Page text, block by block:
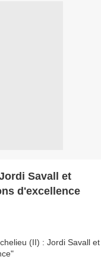
Savall et
d'excellence